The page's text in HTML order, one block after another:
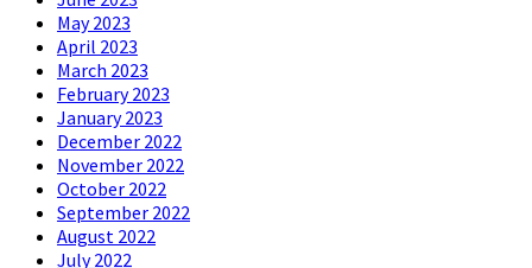
May 2023
April 2023
March 2023
February 2023
January 2023
December 2022
November 2022
October 2022
September 2022
August 2022
July 2022